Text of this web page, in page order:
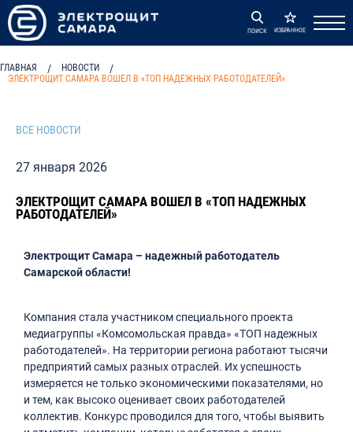
ПОИСК ИЗБРАННОЕ
ГЛАВНАЯ / НОВОСТИ /
ЭЛЕКТРОЩИТ САМАРА ВОШЕЛ В «ТОП НАДЕЖНЫХ РАБОТОДАТЕЛЕЙ»
ВСЕ НОВОСТИ
27 января 2026
ЭЛЕКТРОЩИТ САМАРА ВОШЕЛ В «ТОП НАДЕЖНЫХ
РАБОТОДАТЕЛЕЙ»
Электрощит Самара – надежный работодатель
Самарской области!
Компания стала участником специального проекта
медиагруппы «Комсомольская правда» «ТОП надежных
работодателей». На территории региона работают тысячи
предприятий самых разных отраслей. Их успешность
измеряется не только экономическими показателями, но
и тем, как высоко оценивает своих работодателей
коллектив. Конкурс проводился для того, чтобы выявить